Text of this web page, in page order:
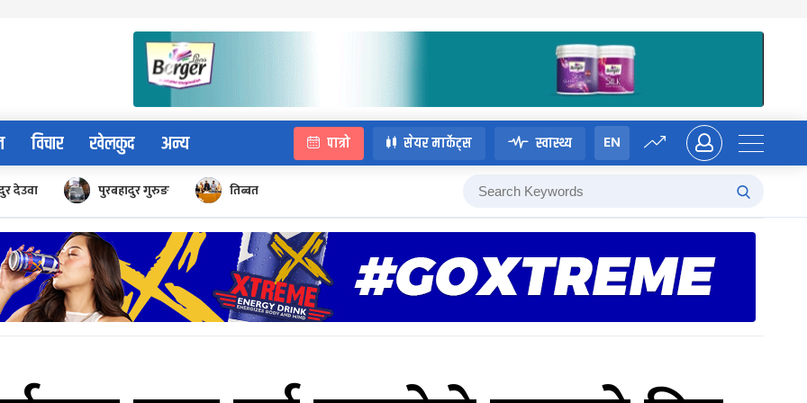
विचार खेलकुद अन्य पात्रो सेयर मार्केट्स स्वास्थ्य EN
देउवा पुरबहादुर गुरुङ तिब्बत